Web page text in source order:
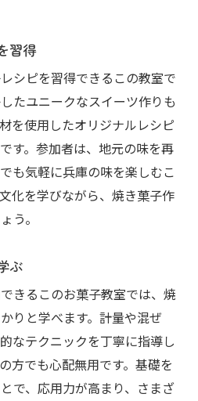
習得
シピを習得できるこの教室で
たユニークなスイーツ作りも
を使用したオリジナルレシピ
す。参加者は、地元の味を再
も気軽に兵庫の味を楽しむこ
化を学びながら、焼き菓子作
う。
ぶ
きるこのお菓子教室では、焼
りと学べます。計量や混ぜ
なテクニックを丁寧に指導し
方でも心配無用です。基礎を
で、応用力が高まり、さまざ